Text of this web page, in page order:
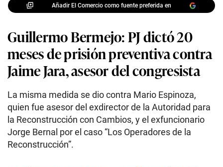
Añadir El Comercio como fuente preferida en
Guillermo Bermejo: PJ dictó 20
meses de prisión preventiva contra
Jaime Jara, asesor del congresista
La misma medida se dio contra Mario Espinoza,
quien fue asesor del exdirector de la Autoridad para
la Reconstrucción con Cambios, y el exfuncionario
Jorge Bernal por el caso “Los Operadores de la
Reconstrucción”.